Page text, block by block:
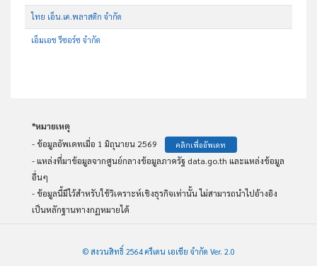
ไทย เอ็น.เค.พลาสติก จำกัด
เอ็มเอช รีซอร์ซ จำกัด
*หมายเหตุ
- ข้อมูลอัพเดทเมื่อ 1 มิถุนายน 2569
คลิกเพื่ออัพเดท
- แหล่งที่มาข้อมูลจากศูนย์กลางข้อมูลภาครัฐ data.go.th และแหล่งข้อมูล
อื่นๆ
- ข้อมูลนี้มีไว้สำหรับใช้วิเคราะห์เชิงธุรกิจเท่านั้น ไม่สามารถนำไปอ้างอิง
เป็นหลักฐานทางกฏหมายได้
© สงวนสิทธิ์ 2564 ครีเดน เอเชีย จำกัด Ver. 2.0